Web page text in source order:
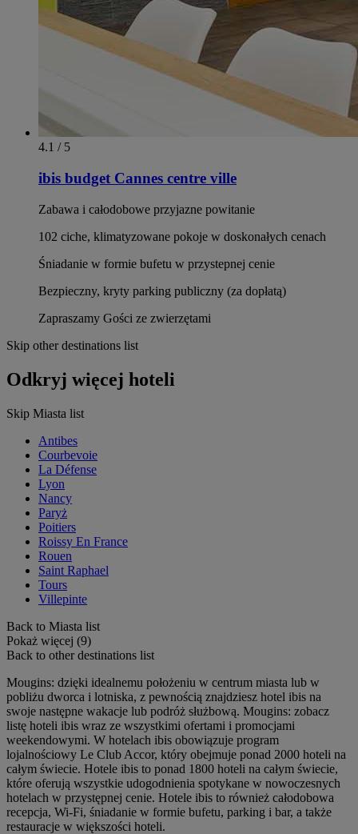
4.1 / 5
ibis budget Cannes centre ville
Zabawa i całodobowe przyjazne powitanie
102 ciche, klimatyzowane pokoje w doskonałych cenach
Śniadanie w formie bufetu w przystepnej cenie
Bezpieczny, kryty parking publiczny (za dopłatą)
Zapraszamy Gości ze zwierzętami
Skip other destinations list
Odkryj więcej hoteli
Skip Miasta list
Antibes
Courbevoie
La Défense
Lyon
Nancy
Paryż
Poitiers
Roissy En France
Rouen
Saint Raphael
Tours
Villepinte
Back to Miasta list
Pokaż więcej (9)
Back to other destinations list
Mougins: dzięki idealnemu położeniu w centrum miasta lub w
pobliżu dworca i lotniska, z pewnością znajdziesz hotel ibis na
swoje następne wakacje lub podróż służbową. Mougins: zobacz
listę hoteli ibis wraz ze wszystkimi ofertami i promocjami
weekendowymi. W hotelach ibis obowiązuje program
lojalnościowy Le Club Accor, który obejmuje ponad 2000 hoteli na
całym świecie. Hotele ibis to ponad 1800 hoteli na całym świecie,
które oferują wszystkie udogodnienia spotykane w nowoczesnych
hotelach w przystępnej cenie. Hotele ibis to również całodobowa
recepcja, Wi-Fi, śniadanie w formie bufetu, parking i bar, a także
restauracje w większości hoteli.